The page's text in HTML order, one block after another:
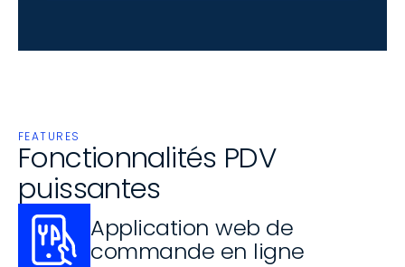
FEATURES
Fonctionnalités PDV
puissantes
Application web de
commande en ligne